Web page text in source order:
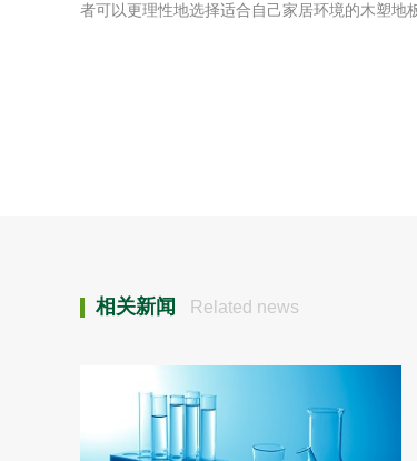
者可以更理性地选择适合自己家居环境的木塑地
相关新闻 Related news